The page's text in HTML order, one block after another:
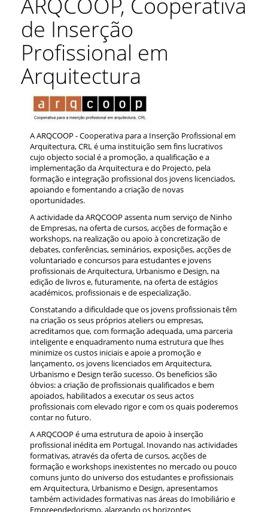
de Inserção
Profissional em
Arquitectura
A ARQCOOP - Cooperativa para a Inserção Profissional em
Arquitectura, CRL é uma instituição sem fins lucrativos
cujo objecto social é a promoção, a qualificação e a
implementação da Arquitectura e do Projecto, pela
formação e integração profissional dos jovens licenciados,
apoiando e fomentando a criação de novas
oportunidades.
A actividade da ARQCOOP assenta num serviço de Ninho
de Empresas, na oferta de cursos, acções de formação e
workshops, na realização ou apoio à concretização de
debates, conferências, seminários, exposições, acções de
voluntariado e concursos para estudantes e jovens
profissionais de Arquitectura, Urbanismo e Design, na
edição de livros e, futuramente, na oferta de estágios
académicos, profissionais e de especialização.
Constatando a dificuldade que os jovens profissionais têm
na criação os seus próprios ateliers ou empresas,
acreditamos que, com formação adequada, uma parceria
inteligente e enquadramento numa estrutura que lhes
minimize os custos iniciais e apoie a promoção e
lançamento, os jovens licenciados em Arquitectura,
Urbanismo e Design terão sucesso. Os benefícios são
óbvios: a criação de profissionais qualificados e bem
apoiados, habilitados a executar os seus actos
profissionais com elevado rigor e com os quais poderemos
contar no futuro.
A ARQCOOP é uma estrutura de apoio à inserção
profissional inédita em Portugal. Inovando nas actividades
formativas, através da oferta de cursos, acções de
formação e workshops inexistentes no mercado ou pouco
comuns junto do universo dos estudantes e profissionais
em Arquitectura, Urbanismo e Design, apresentamos
também actividades formativas nas áreas do Imobiliário e
Empreendedorismo, alargando os horizontes